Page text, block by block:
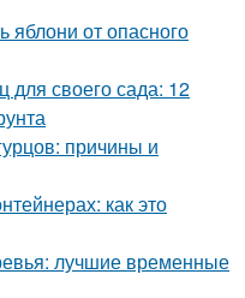
яблони от опасного
для своего сада: 12
причины и
как это
лучшие временные